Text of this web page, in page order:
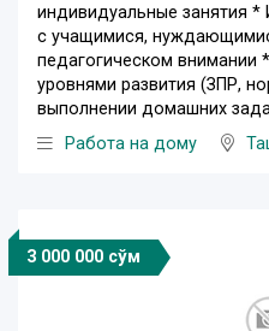
индивидуальные занятия
с учащимися,
педагогическом
уровнями развития (ЗПР,
выполнении домашних
Работа на дому
3 000 000 сўм